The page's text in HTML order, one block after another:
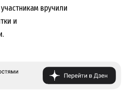
вручили
и